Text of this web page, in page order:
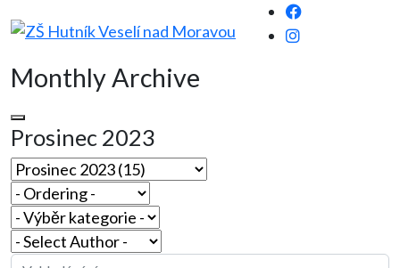
Monthly Archive
Prosinec 2023